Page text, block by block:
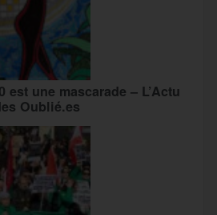
est une mascarade – L’Actu
Oublié.es